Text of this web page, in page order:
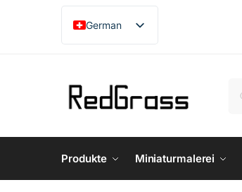
German
English
Japanese
Produkte Miniaturmalerei